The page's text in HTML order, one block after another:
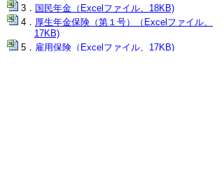
国民年金（Excelファイル、18KB)
厚生年金保険（第１号）（Excelファイル、
17KB)
雇用保険（Excelファイル、17KB)